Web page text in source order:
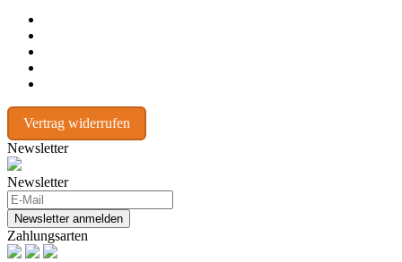
Vertrag widerrufen
Newsletter
Newsletter
Newsletter anmelden
Zahlungsarten